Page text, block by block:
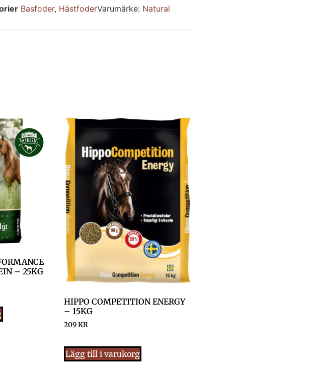
Basfoder, HästfoderVarumärke: Natural
– 25KG
HIPPO COMPETITION ENERGY
– 15KG
209KR
Lägg till i varukorg